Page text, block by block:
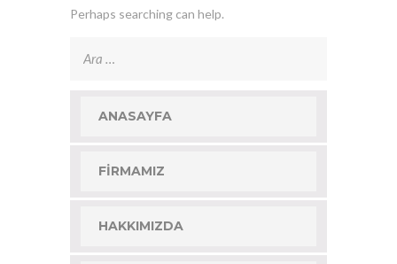
Perhaps searching can help.
ANASAYFA
FIRMAMIZ
HAKKIMIZDA